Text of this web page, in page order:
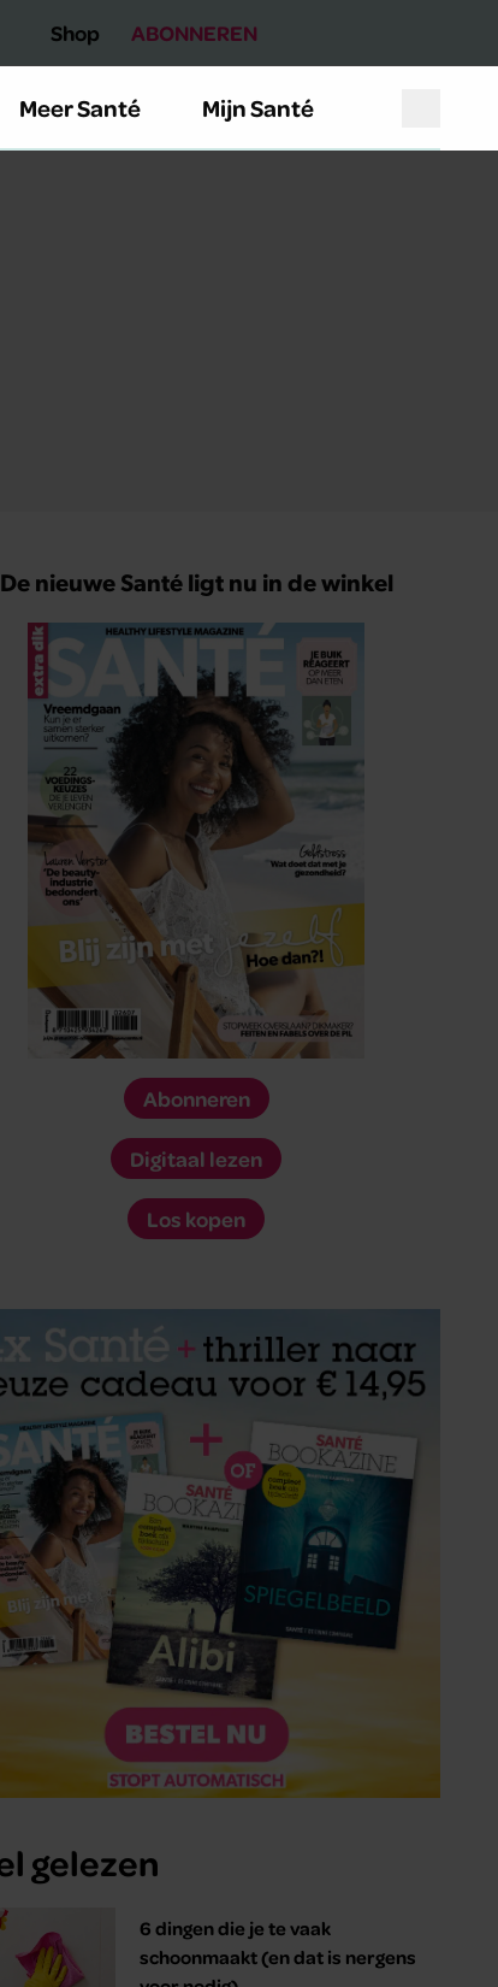
Shop ABONNEREN
Meer Santé Mijn Santé
De nieuwe Santé ligt nu in de winkel
Abonneren
Digitaal lezen
Los kopen